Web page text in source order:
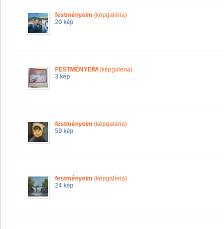
festményeim (képgaléria)
20 kép
FESTMÉNYEIM (képgaléria)
3 kép
festményeim (képgaléria)
59 kép
festményeim (képgaléria)
24 kép